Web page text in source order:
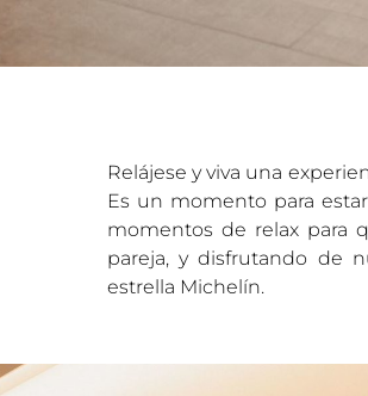
Relájese y viva una
Es un momento para
momentos de relax para
pareja, y disfrutando de
estrella Michelín.